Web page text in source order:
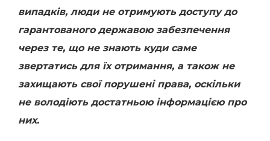
випадків, люди не отримують доступу до
гарантованого державою забезпечення
через те, що не знають куди саме
звертатись для їх отримання, а також не
захищають свої порушені права, оскільки
не володіють достатньою інформацією про
них.